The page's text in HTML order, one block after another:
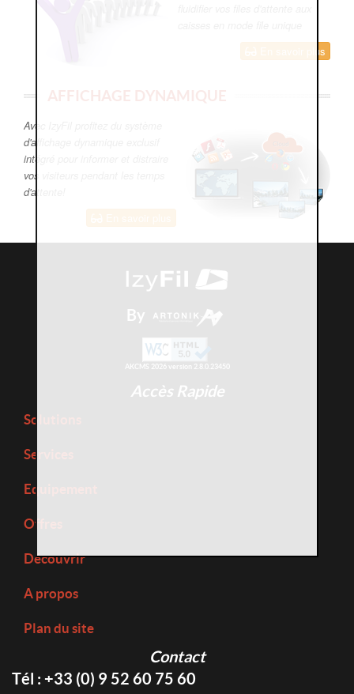
En savoir plus
AFFICHAGE DYNAMIQUE
Avec IzyFil profitez du système
d'affichage dynamique exclusif
intégré pour informer et distraire
vos visiteurs pendant les temps
d'attente!
By
AKCMS 2026 version 2.8.0.23450
Accès Rapide
Solutions
Services
Equipement
Offres
Découvrir
A propos
Plan du site
Contact
Tél : +33 (0) 9 52 60 75 60